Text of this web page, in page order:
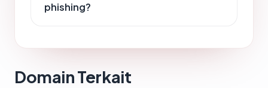
phishing?
Domain Terkait